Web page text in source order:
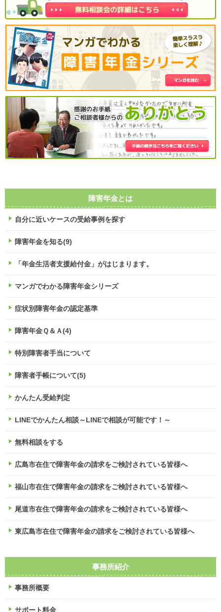
障害年金とは
自分に近いケースの受給事例を探す
障害年金を知る(9)
「年金生活者支援給付金」がはじまります。
マンガでわかる障害年金シリーズ
症状別障害年金の認定基準
障害年金Ｑ＆Ａ(4)
特別障害者手当について
障害者手帳について(5)
かんたん受給判定
LINEでかんたん相談～LINEで相談が可能です！～
無料相談をする
広島市在住で障害年金の請求をご検討されている皆様へ
福山市在住で障害年金の請求をご検討されている皆様へ
尾道市在住で障害年金の請求をご検討されている皆様へ
東広島市在住で障害年金の請求をご検討されている皆様へ
事務所紹介
事務所概要
サポート料金